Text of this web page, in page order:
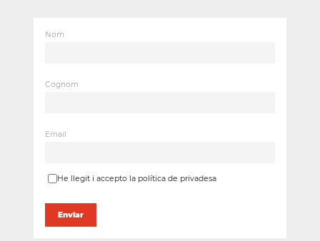
Nom
Cognom
Email
He llegit i accepto la política de privadesa